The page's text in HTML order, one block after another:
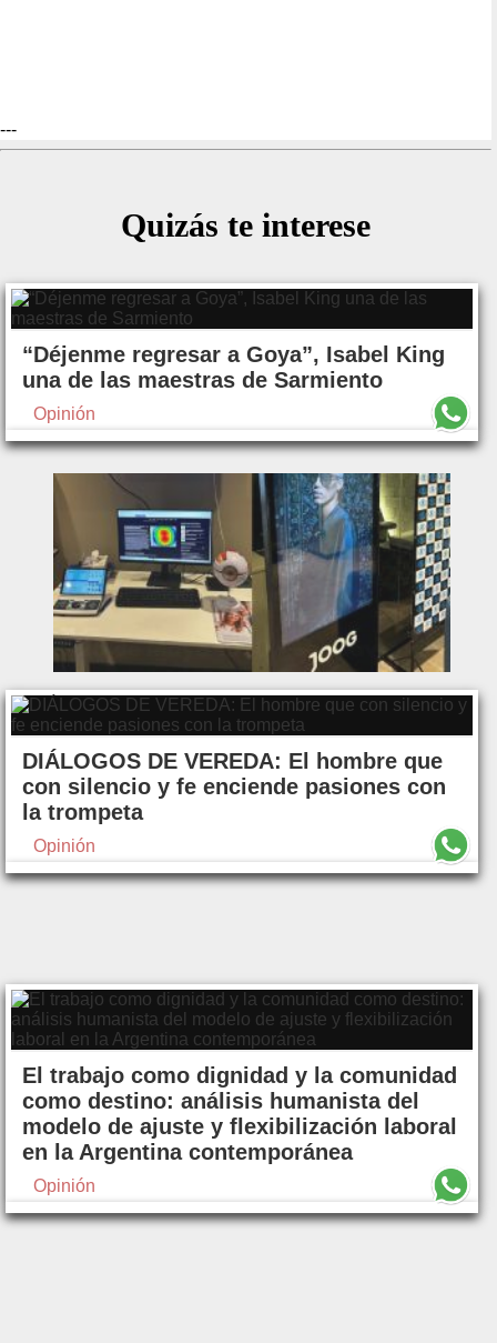
---
Quizás te interese
“Déjenme regresar a Goya”, Isabel King
una de las maestras de Sarmiento
Opinión
DIÁLOGOS DE VEREDA: El hombre que
con silencio y fe enciende pasiones con
la trompeta
Opinión
El trabajo como dignidad y la comunidad
como destino: análisis humanista del
modelo de ajuste y flexibilización laboral
en la Argentina contemporánea
Opinión